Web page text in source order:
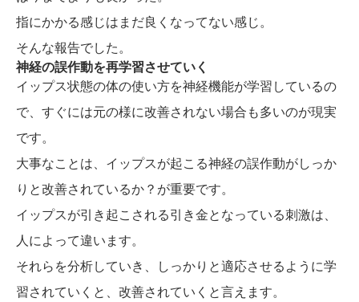
指にかかる感じはまだ良くなってない感じ。
そんな報告でした。
神経の誤作動を再学習させていく
イップス状態の体の使い方を神経機能が学習しているの
で、すぐには元の様に改善されない場合も多いのが現実
です。
大事なことは、イップスが起こる神経の誤作動がしっか
りと改善されているか？が重要です。
イップスが引き起こされる引き金となっている刺激は、
人によって違います。
それらを分析していき、しっかりと適応させるように学
習されていくと、改善されていくと言えます。